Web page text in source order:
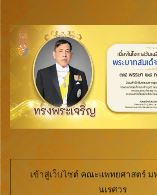
เข้าสู่เว็บไซต์ คณะแพทยศาสตร์ ม
นเรศวร